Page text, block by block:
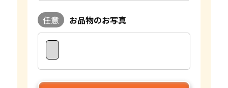
任意 お品物のお写真